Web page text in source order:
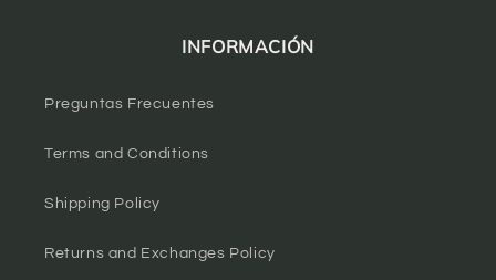
INFORMACIÓN
Preguntas Frecuentes
Terms and Conditions
Shipping Policy
Returns and Exchanges Policy